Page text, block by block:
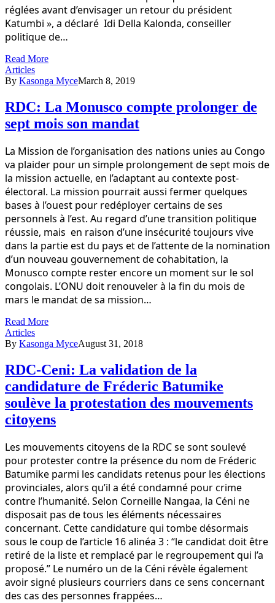
réglées avant d’envisager un retour du président
Katumbi », a déclaré Idi Della Kalonda, conseiller
politique de…
Read More
Articles
By Kasonga MyceMarch 8, 2019
RDC: La Monusco compte prolonger de
sept mois son mandat
La Mission de l’organisation des nations unies au Congo
va plaider pour un simple prolongement de sept mois de
la mission actuelle, en l’adaptant au contexte post-
électoral. La mission pourrait aussi fermer quelques
bases à l’ouest pour redéployer certains de ses
personnels à l’est. Au regard d’une transition politique
réussie, mais en raison d’une insécurité toujours vive
dans la partie est du pays et de l’attente de la nomination
d’un nouveau gouvernement de cohabitation, la
Monusco compte rester encore un moment sur le sol
congolais. L’ONU doit renouveler à la fin du mois de
mars le mandat de sa mission…
Read More
Articles
By Kasonga MyceAugust 31, 2018
RDC-Ceni: La validation de la
candidature de Fréderic Batumike
soulève la protestation des mouvements
citoyens
Les mouvements citoyens de la RDC se sont soulevé
pour protester contre la présence du nom de Fréderic
Batumike parmi les candidats retenus pour les élections
provinciales, alors qu’il a été condamné pour crime
contre l’humanité. Selon Corneille Nangaa, la Céni ne
disposait pas de tous les éléments nécessaires
concernant. Cette candidature qui tombe désormais
sous le coup de l’article 16 alinéa 3 : “le candidat doit être
retiré de la liste et remplacé par le regroupement qui l’a
proposé.” Le numéro un de la Céni révèle également
avoir signé plusieurs courriers dans ce sens concernant
des cas des personnes frappées…